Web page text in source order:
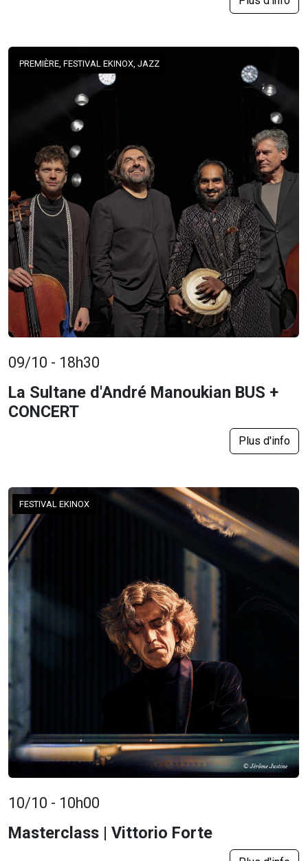
PREMIÈRE, FESTIVAL EKINOX, JAZZ
09/10 - 18h30
La Sultane d'André Manoukian BUS +
CONCERT
Plus d'info
FESTIVAL EKINOX
10/10 - 10h00
Masterclass | Vittorio Forte